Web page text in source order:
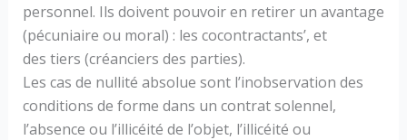
personnel. Ils doivent pouvoir en retirer un avantage
(pécuniaire ou moral) : les cocontractants’, et
des tiers (créanciers des parties).
Les cas de nullité absolue sont l’inobservation des
conditions de forme dans un contrat solennel,
l’absence ou l’illicéité de l’objet, l’illicéité ou